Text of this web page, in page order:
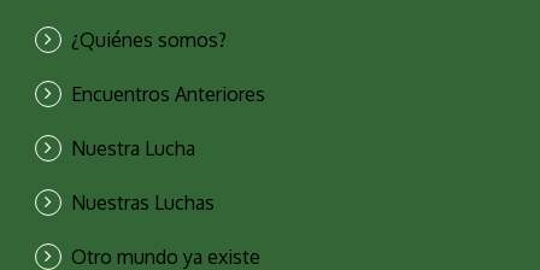
¿Quiénes somos?
Encuentros Anteriores
Nuestra Lucha
Nuestras Luchas
Otro mundo ya existe